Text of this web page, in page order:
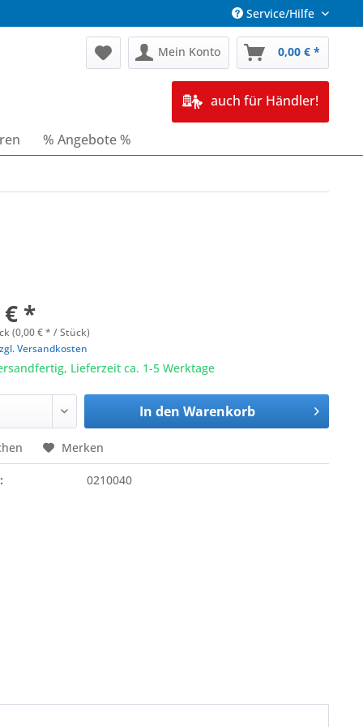
Service/Hilfe
Mein Konto 0,00 € *
auch für Händler!
% Angebote %
€ *
(0,00 € * / Stück)
Versandkosten
Lieferzeit ca. 1-5 Werktage
In den Warenkorb
Merken
0210040